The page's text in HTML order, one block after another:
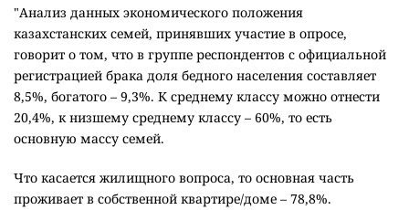
"Анализ данных экономического положения
казахстанских семей, принявших участие в опросе,
говорит о том, что в группе респондентов с официальной
регистрацией брака доля бедного населения составляет
8,5%, богатого – 9,3%. К среднему классу можно отнести
20,4%, к низшему среднему классу – 60%, то есть
основную массу семей.
Что касается жилищного вопроса, то основная часть
проживает в собственной квартире/доме – 78,8%.